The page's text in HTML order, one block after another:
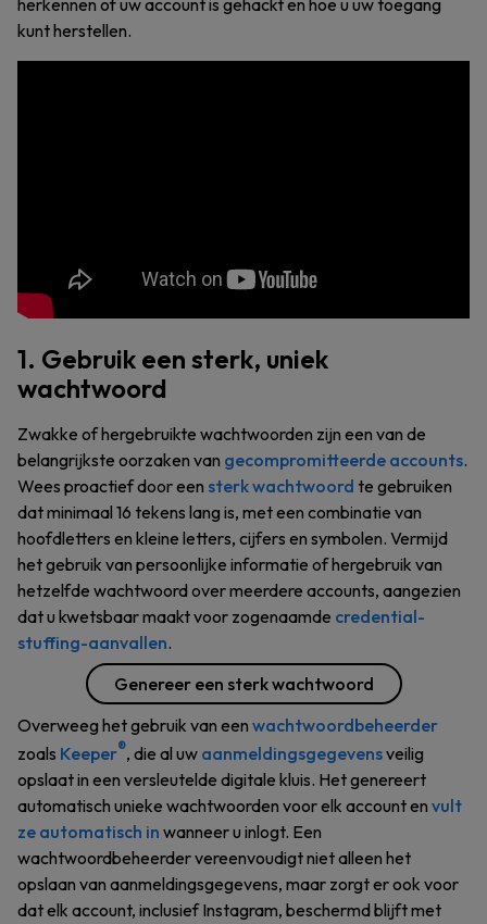
herkennen of uw account is gehackt en hoe u uw toegang
kunt herstellen.
1. Gebruik een sterk, uniek
wachtwoord
Zwakke of hergebruikte wachtwoorden zijn een van de
belangrijkste oorzaken van gecompromitteerde accounts.
Wees proactief door een sterk wachtwoord te gebruiken
dat minimaal 16 tekens lang is, met een combinatie van
hoofdletters en kleine letters, cijfers en symbolen. Vermijd
het gebruik van persoonlijke informatie of hergebruik van
hetzelfde wachtwoord over meerdere accounts, aangezien
dat u kwetsbaar maakt voor zogenaamde credential-
stuffing-aanvallen.
Genereer een sterk wachtwoord
Overweeg het gebruik van een wachtwoordbeheerder
zoals Keeper®, die al uw aanmeldingsgegevensveilig
opslaat in een versleutelde digitale kluis. Het genereert
automatisch unieke wachtwoorden voor elk account en vult
ze automatisch in wanneer u inlogt. Een
wachtwoordbeheerder vereenvoudigt niet alleen het
opslaan van aanmeldingsgegevens, maar zorgt er ook voor
dat elk account, inclusief Instagram, beschermd blijft met